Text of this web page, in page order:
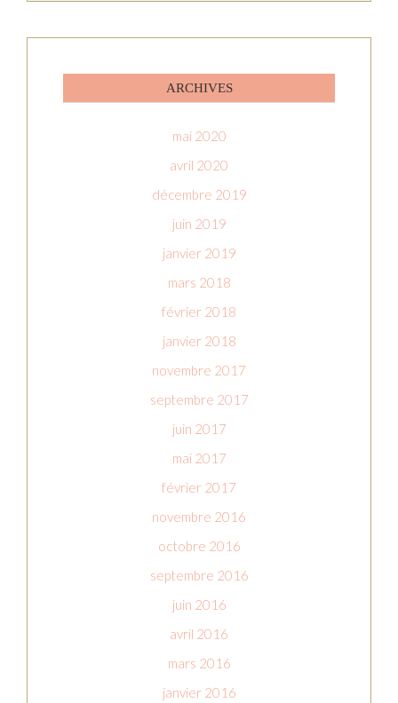
ARCHIVES
mai 2020
avril 2020
décembre 2019
juin 2019
janvier 2019
mars 2018
février 2018
janvier 2018
novembre 2017
septembre 2017
juin 2017
mai 2017
février 2017
novembre 2016
octobre 2016
septembre 2016
juin 2016
avril 2016
mars 2016
janvier 2016